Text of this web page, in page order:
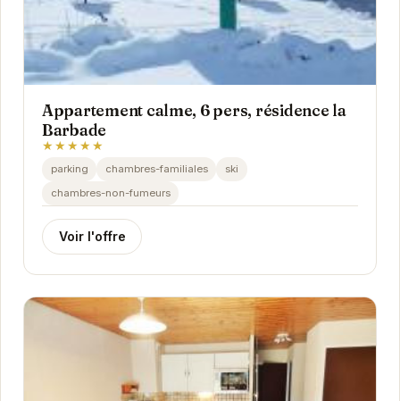
Appartement calme, 6 pers, résidence la
Barbade
★★★★★
parking chambres-familiales
ski
chambres-non-fumeurs
Voir l'offre